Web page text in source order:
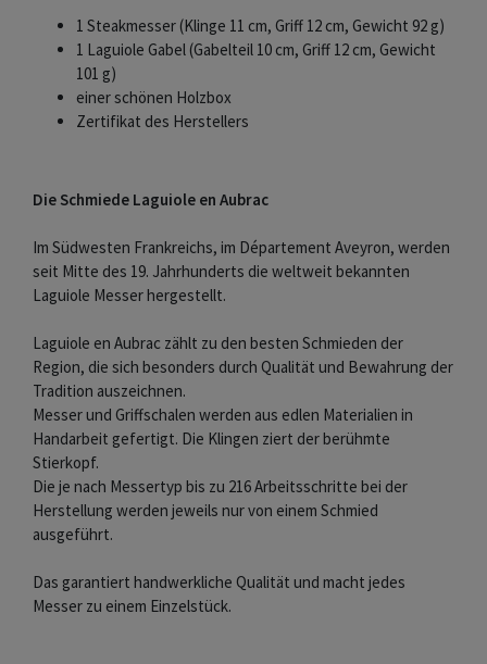
1 Steakmesser (Klinge 11 cm, Griff 12 cm, Gewicht 92 g)
1 Laguiole Gabel (Gabelteil 10 cm, Griff 12 cm, Gewicht
101 g)
einer schönen Holzbox
Zertifikat des Herstellers
Die Schmiede Laguiole en Aubrac
Im Südwesten Frankreichs, im Département Aveyron, werden
seit Mitte des 19. Jahrhunderts die weltweit bekannten
Laguiole Messer hergestellt.
Laguiole en Aubrac zählt zu den besten Schmieden der
Region, die sich besonders durch Qualität und Bewahrung der
Tradition auszeichnen.
Messer und Griffschalen werden aus edlen Materialien in
Handarbeit gefertigt. Die Klingen ziert der berühmte
Stierkopf.
Die je nach Messertyp bis zu 216 Arbeitsschritte bei der
Herstellung werden jeweils nur von einem Schmied
ausgeführt.
Das garantiert handwerkliche Qualität und macht jedes
Messer zu einem Einzelstück.